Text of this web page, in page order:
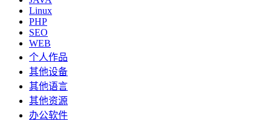
Linux
PHP
SEO
WEB
个人作品
其他设备
其他语言
其他资源
办公软件